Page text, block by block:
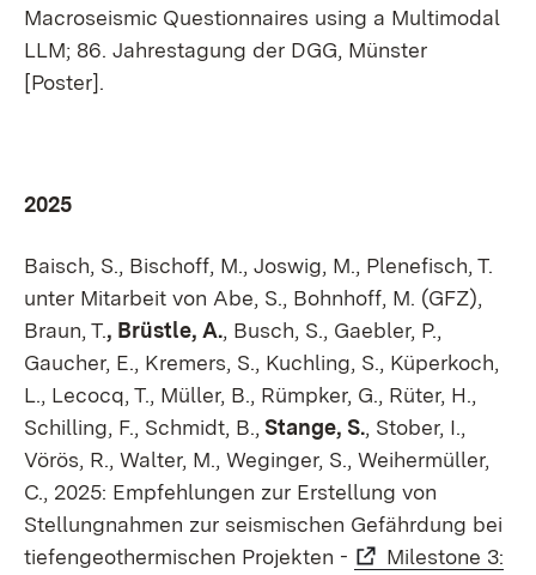
Macroseismic Questionnaires using a Multimodal
LLM; 86. Jahrestagung der DGG, Münster
[Poster].
2025
Baisch, S., Bischoff, M., Joswig, M., Plenefisch, T.
unter Mitarbeit von Abe, S., Bohnhoff, M. (GFZ),
Braun, T., Brüstle, A., Busch, S., Gaebler, P.,
Gaucher, E., Kremers, S., Kuchling, S., Küperkoch,
L., Lecocq, T., Müller, B., Rümpker, G., Rüter, H.,
Schilling, F., Schmidt, B., Stange, S., Stober, I.,
Vörös, R., Walter, M., Weginger, S., Weihermüller,
C., 2025: Empfehlungen zur Erstellung von
Stellungnahmen zur seismischen Gefährdung bei
tiefengeothermischen Projekten -
Milestone 3: